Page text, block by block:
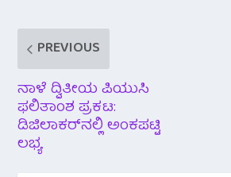
PREVIOUS
ನಾಳೆ ದ್ವಿತೀಯ ಪಿಯುಸಿ
ಫಲಿತಾಂಶ ಪ್ರಕಟ:
ಡಿಜಿಲಾಕರ್‌ನಲ್ಲಿ ಅಂಕಪಟ್ಟಿ
ಲಭ್ಯ